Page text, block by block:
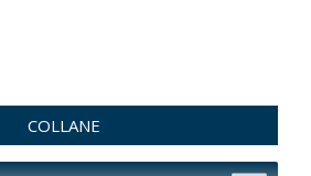
COLLANE